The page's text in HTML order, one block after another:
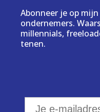
Abonneer je op
ondernemers.
millennials,
tenen.